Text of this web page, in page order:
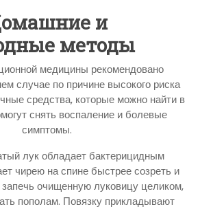
и
методы
медицины рекомендовано
случае по причине высокого риска
средства, которые можно найти в
снять воспаление и болевые
симптомы.
лук обладает бактерицидным
чирею на спине быстрее созреть и
очищенную луковицу целиком,
пополам. Повязку прикладывают